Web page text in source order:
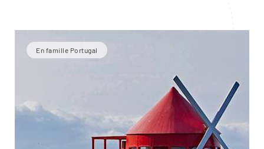
En famille Portugal